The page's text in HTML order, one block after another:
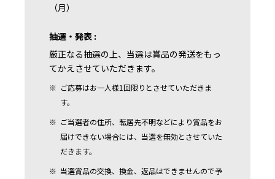
（月）
抽選・発表 :
厳正なる抽選の上、当選は賞品の発送をもっ
てかえさせていただきます。
ご応募はお一人様1回限りとさせていただきま
す。
ご当選者の住所、転居先不明などにより賞品をお
届けできない場合には、当選を無効とさせていた
だきます。
当選賞品の交換、換金、返品はできませんので予